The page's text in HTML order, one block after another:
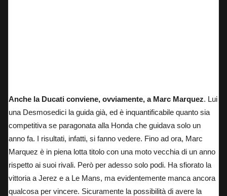
Anche la Ducati conviene, ovviamente, a Marc Marquez. Lui
una Desmosedici la guida già, ed è inquantificabile quanto sia
competitiva se paragonata alla Honda che guidava solo un
anno fa. I risultati, infatti, si fanno vedere. Fino ad ora, Marc
Marquez è in piena lotta titolo con una moto vecchia di un anno
rispetto ai suoi rivali. Però per adesso solo podi. Ha sfiorato la
vittoria a Jerez e a Le Mans, ma evidentemente manca ancora
qualcosa per vincere. Sicuramente la possibilità di avere la